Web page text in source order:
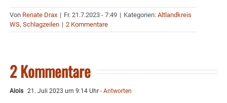
Von Renate Drax | Fr. 21.7.2023 - 7:49 | Kategorien: Altlandkreis
WS, Schlagzeilen | 2 Kommentare
2 Kommentare
Alois 21. Juli 2023 um 9:14 Uhr - Antworten